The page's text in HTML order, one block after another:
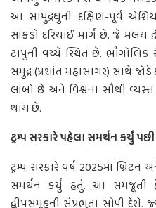
આ સામુદ્રધુની દક્ષિણ-પૂર્વ
સાંકડો દરિયાઈ માર્ગ છે, જે મલય
ટાપુની વચ્ચે સ્થિત છે. ભૌગોલિક
સમુદ્ર (પ્રશાંત મહાસાગર) સાથે
લાંબો છે અને વિશ્વના સૌથી વ્યસ્ત
થાય છે.
ટ્રમ્પ સરકારે પહેલા સમર્થન કર્યું
ટ્રમ્પ સરકારે વર્ષ 2025માં
સમર્થન કર્યું હતું. આ સમજૂતી